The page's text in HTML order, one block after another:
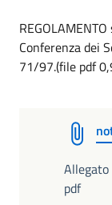
Conferenza dei
71/97.(file pdf
pdf